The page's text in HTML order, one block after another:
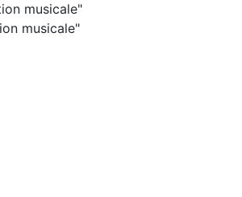
musicale"
musicale"